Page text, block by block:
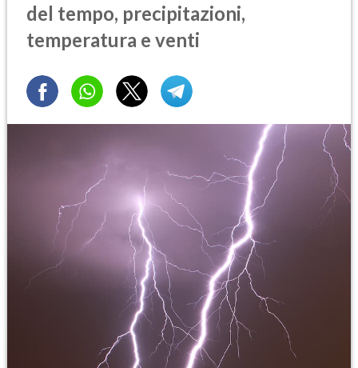
del tempo, precipitazioni,
temperatura e venti